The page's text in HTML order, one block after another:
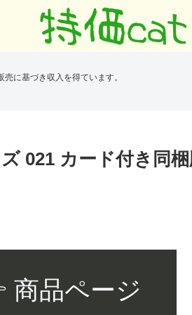
に基づき収入を得ています。
021 カード付き同
商品ページ